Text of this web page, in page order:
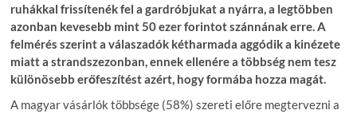
ruhákkal frissítenék fel a gardróbjukat a nyárra, a legtöbben
azonban kevesebb mint 50 ezer forintot szánnának erre. A
felmérés szerint a válaszadók kétharmada aggódik a kinézete
miatt a strandszezonban, ennek ellenére a többség nem tesz
különösebb erőfeszítést azért, hogy formába hozza magát.
A magyar vásárlók többsége (58%) szereti előre megtervezni a